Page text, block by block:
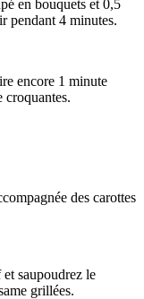
en bouquets et 0,5
pendant 4 minutes.
encore 1 minute
croquantes.
des carottes
saupoudrez le
grillées.